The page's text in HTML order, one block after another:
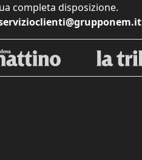
completa disposizione.